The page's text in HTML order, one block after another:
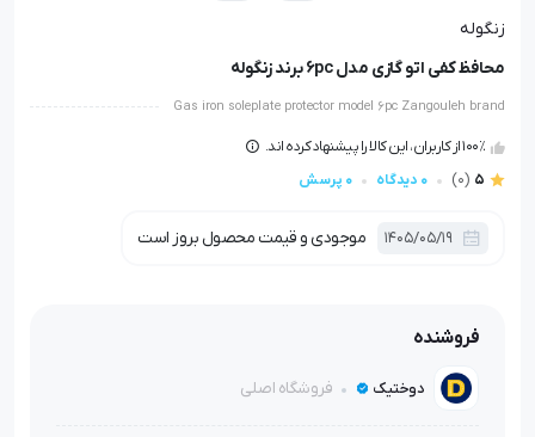
زنگوله
محافظ کفی اتو گازی مدل 6pc برند زنگوله
Gas iron soleplate protector model 6pc Zangouleh brand
100٪ از کاربران، این کالا را پیشنهاد کرده اند.
5
(0) 0 دیدگاه 0 پرسش
1405/05/19 موجودی و قیمت محصول بروز است
فروشنده
دوختیک فروشگاه اصلی